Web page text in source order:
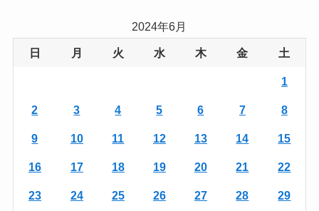
2024年6月
日 月 火 水 木 金 土
1
2 3 4 5 6 7 8
9 10 11 12 13 14 15
16 17 18 19 20 21 22
23 24 25 26 27 28 29